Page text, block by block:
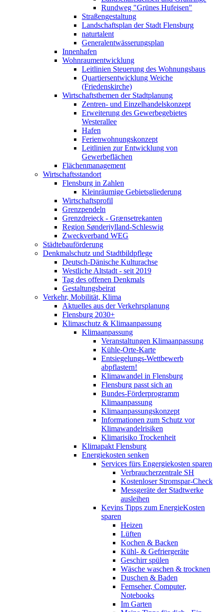
Rundweg "Grünes Hufeisen"
Straßengestaltung
Landschaftsplan der Stadt Flensburg
naturtalent
Generalentwässerungsplan
Innenhafen
Wohnraumentwicklung
Leitlinien Steuerung des Wohnungsbaus
Quartiersentwicklung Weiche
(Friedenskirche)
Wirtschaftsthemen der Stadtplanung
Zentren- und Einzelhandelskonzept
Erweiterung des Gewerbegebietes
Westerallee
Hafen
Ferienwohnungskonzept
Leitlinien zur Entwicklung von
Gewerbeflächen
Flächenmanagement
Wirtschaftsstandort
Flensburg in Zahlen
Kleinräumige Gebietsgliederung
Wirtschaftsprofil
Grenzpendeln
Grenzdreieck - Grænsetrekanten
Region Sønderjylland-Schleswig
Zweckverband WEG
Städtebauförderung
Denkmalschutz und Stadtbildpflege
Deutsch-Dänische Kulturachse
Westliche Altstadt - seit 2019
Tag des offenen Denkmals
Gestaltungsbeirat
Verkehr, Mobilität, Klima
Aktuelles aus der Verkehrsplanung
Flensburg 2030+
Klimaschutz & Klimaanpassung
Klimaanpassung
Veranstaltungen Klimaanpassung
Kühle-Orte-Karte
Entsiegelungs-Wettbewerb
abpflastern!
Klimawandel in Flensburg
Flensburg passt sich an
Bundes-Förderprogramm
Klimaanpassung
Klimaanpassungskonzept
Informationen zum Schutz vor
Klimawandelrisiken
Klimarisiko Trockenheit
Klimapakt Flensburg
Energiekosten senken
Services fürs Engergiekosten sparen
Verbraucherzentrale SH
Kostenloser Stromspar-Check
Messgeräte der Stadtwerke
ausleihen
Kevins Tipps zum EnergieKosten
sparen
Heizen
Lüften
Kochen & Backen
Kühl- & Gefriergeräte
Geschirr spülen
Wäsche waschen & trocknen
Duschen & Baden
Fernseher, Computer,
Notebooks
Im Garten